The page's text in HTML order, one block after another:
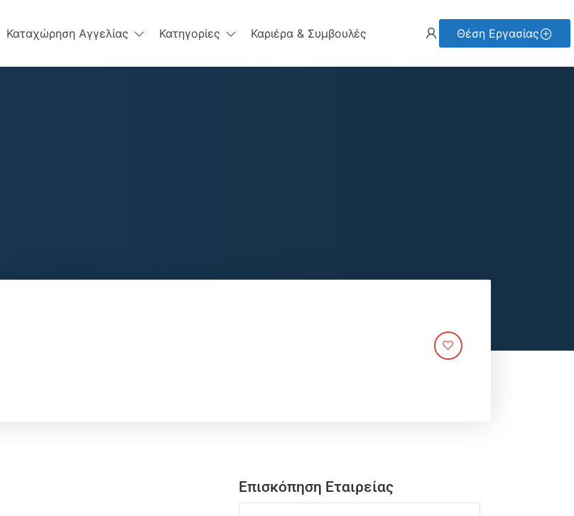
Καταχώρηση Αγγελίας Κατηγορίες Καριέρα & Συμβουλές Θέση Εργασίας
Επισκόπηση Εταιρείας